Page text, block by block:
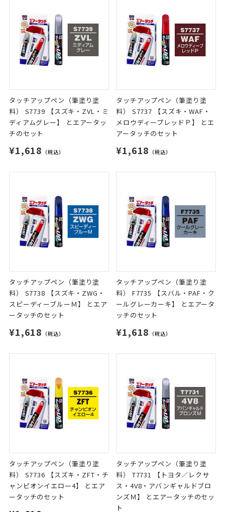
タッチアップペン（筆塗り塗
料） S7739 【スズキ・ZVL・ミ
ディアムグレー】 とエアータッ
チのセット
¥1,618 （税込）
タッチアップペン（筆塗り塗
料） S7737 【スズキ・WAF・
メロウディープレッドＰ】 とエ
アータッチのセット
¥1,618 （税込）
タッチアップペン（筆塗り塗
料） S7738 【スズキ・ZWG・
スピーディーブルーＭ】 とエア
ータッチのセット
¥1,618 （税込）
タッチアップペン（筆塗り塗
料） F7735 【スバル・PAF・ク
ールグレーカーキ】 とエアータ
ッチのセット
¥1,618 （税込）
タッチアップペン（筆塗り塗
料） S7736 【スズキ・ZFT・チ
ャンピオンイエロー4】 とエア
ータッチのセット
タッチアップペン（筆塗り塗
料） T7731 【トヨタ／レクサ
ス・4V8・アバンギャルドブロ
ンズＭ】 とエアータッチのセッ
ト